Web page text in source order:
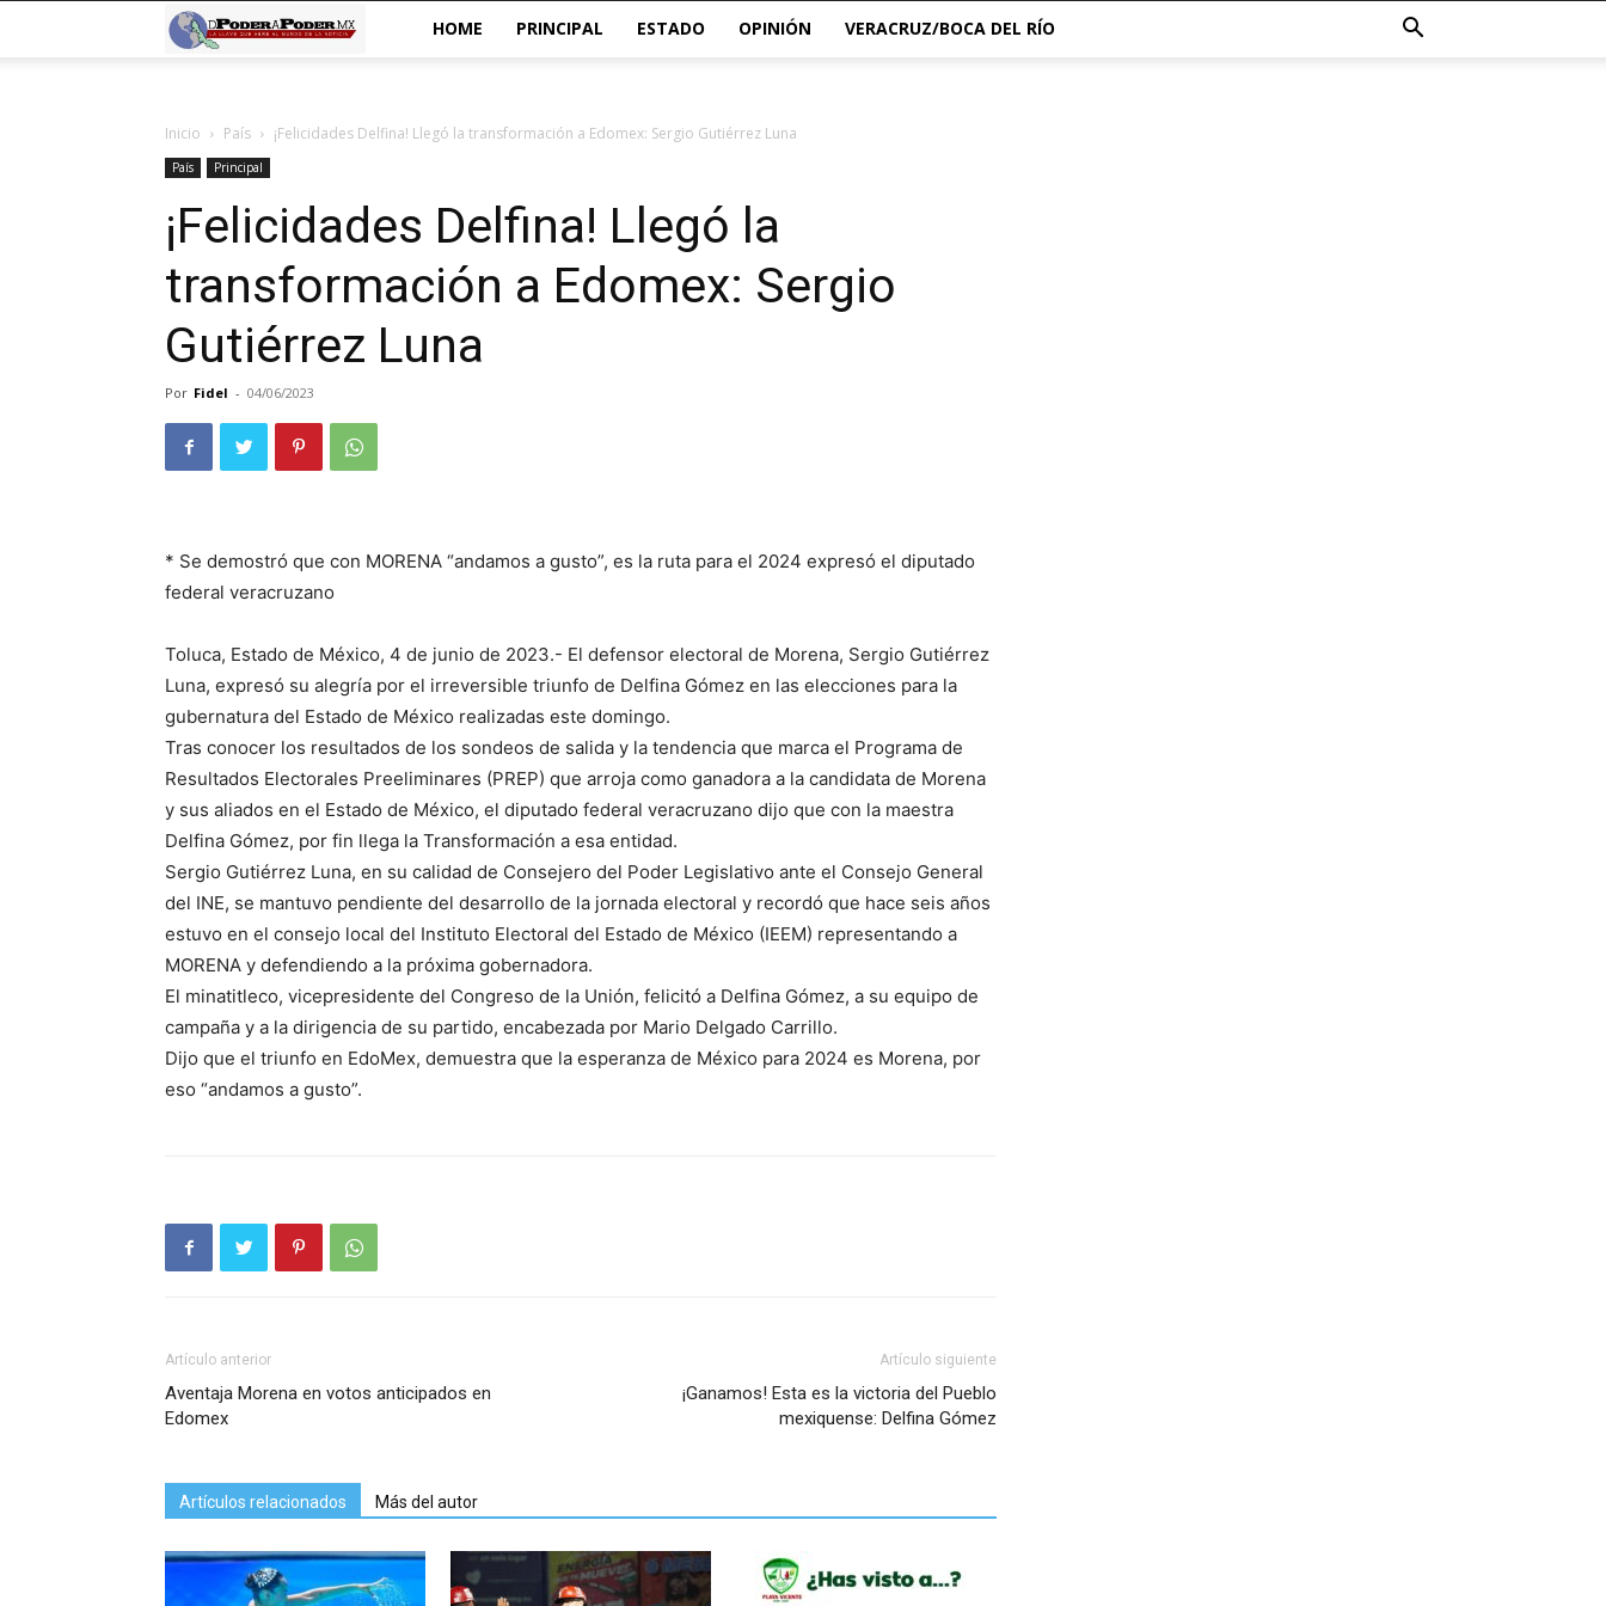
a
HOME PRINCIPAL ESTADO OPINIÓN VERACRUZ/BOCA DEL RÍO
Inicio País ¡Felicidades Delfina! Llegó la transformación a Edomex: Sergio Gutiérrez Luna
País Principal
¡Felicidades Delfina! Llegó la
transformación a Edomex: Sergio
Gutiérrez Luna
Por Fidel - 04/06/2023
* Se demostró que con MORENA “andamos a gusto”, es la ruta para el 2024 expresó el diputado
federal veracruzano
Toluca, Estado de México, 4 de junio de 2023.- El defensor electoral de Morena, Sergio Gutiérrez
Luna, expresó su alegría por el irreversible triunfo de Delfina Gómez en las elecciones para la
gubernatura del Estado de México realizadas este domingo.
Tras conocer los resultados de los sondeos de salida y la tendencia que marca el Programa de
Resultados Electorales Preeliminares (PREP) que arroja como ganadora a la candidata de Morena
y sus aliados en el Estado de México, el diputado federal veracruzano dijo que con la maestra
Delfina Gómez, por fin llega la Transformación a esa entidad.
Sergio Gutiérrez Luna, en su calidad de Consejero del Poder Legislativo ante el Consejo General
del INE, se mantuvo pendiente del desarrollo de la jornada electoral y recordó que hace seis años
estuvo en el consejo local del Instituto Electoral del Estado de México (IEEM) representando a
MORENA y defendiendo a la próxima gobernadora.
El minatitleco, vicepresidente del Congreso de la Unión, felicitó a Delfina Gómez, a su equipo de
campaña y a la dirigencia de su partido, encabezada por Mario Delgado Carrillo.
Dijo que el triunfo en EdoMex, demuestra que la esperanza de México para 2024 es Morena, por
eso “andamos a gusto”.
Artículo anterior
Aventaja Morena en votos anticipados en
Edomex
Artículo siguiente
¡Ganamos! Esta es la victoria del Pueblo
mexiquense: Delfina Gómez
Artículos relacionados Más del autor